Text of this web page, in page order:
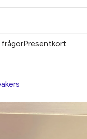
frågorPresentkort